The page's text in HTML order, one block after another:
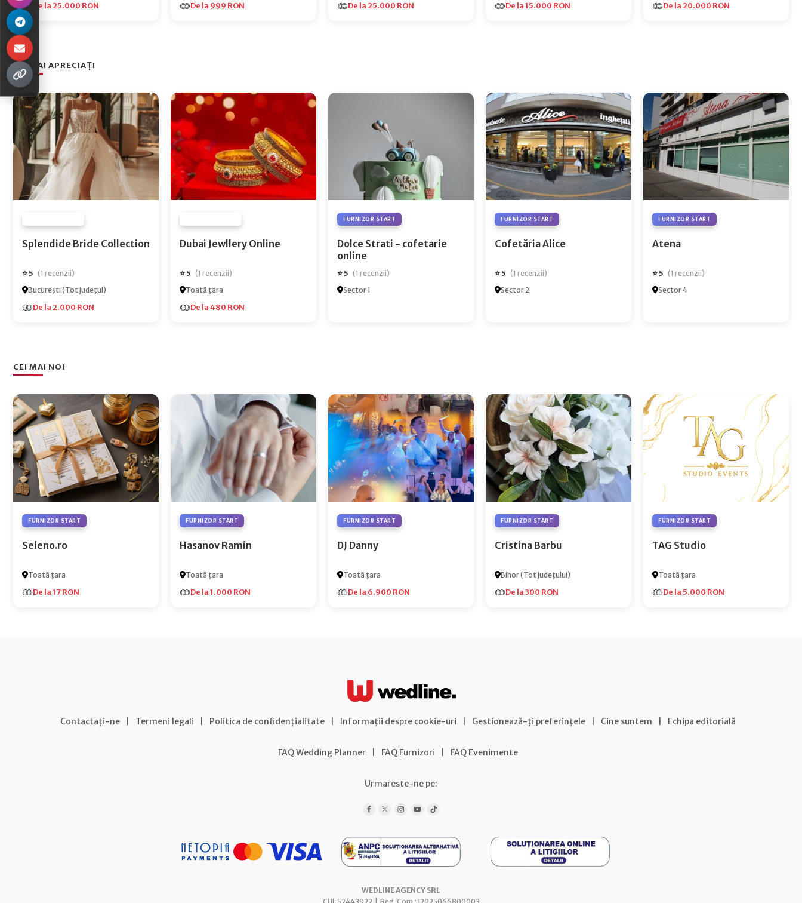
De la 25.000 RON De la 999 RON De la 25.000 RON De la 15.000 RON De la 20.000 RON
CEI MAI APRECIAȚI
Splendide Bride Collection
⭐ 5 (1 recenzii)
București (Tot județul)
De la 2.000 RON
Dubai Jewllery Online
⭐ 5 (1 recenzii)
Toată țara
De la 480 RON
FURNIZOR START
Dolce Strati - cofetarie
online
⭐ 5 (1 recenzii)
Sector 1
FURNIZOR START
Cofetăria Alice
⭐ 5 (1 recenzii)
Sector 2
FURNIZOR START
Atena
⭐ 5 (1 recenzii)
Sector 4
CEI MAI NOI
FURNIZOR START
Seleno.ro
Toată țara
De la 17 RON
FURNIZOR START
Hasanov Ramin
Toată țara
De la 1.000 RON
FURNIZOR START
DJ Danny
Toată țara
De la 6.900 RON
FURNIZOR START
Cristina Barbu
Bihor (Tot județului)
De la 300 RON
FURNIZOR START
TAG Studio
Toată țara
De la 5.000 RON
Contactați-ne Termeni legali Politica de confidențialitate Informații despre cookie-uri Gestionează-ți preferințele Cine suntem Echipa editorială
FAQ Wedding Planner FAQ Furnizori FAQ Evenimente
Urmareste-ne pe:
WEDLINE AGENCY SRL